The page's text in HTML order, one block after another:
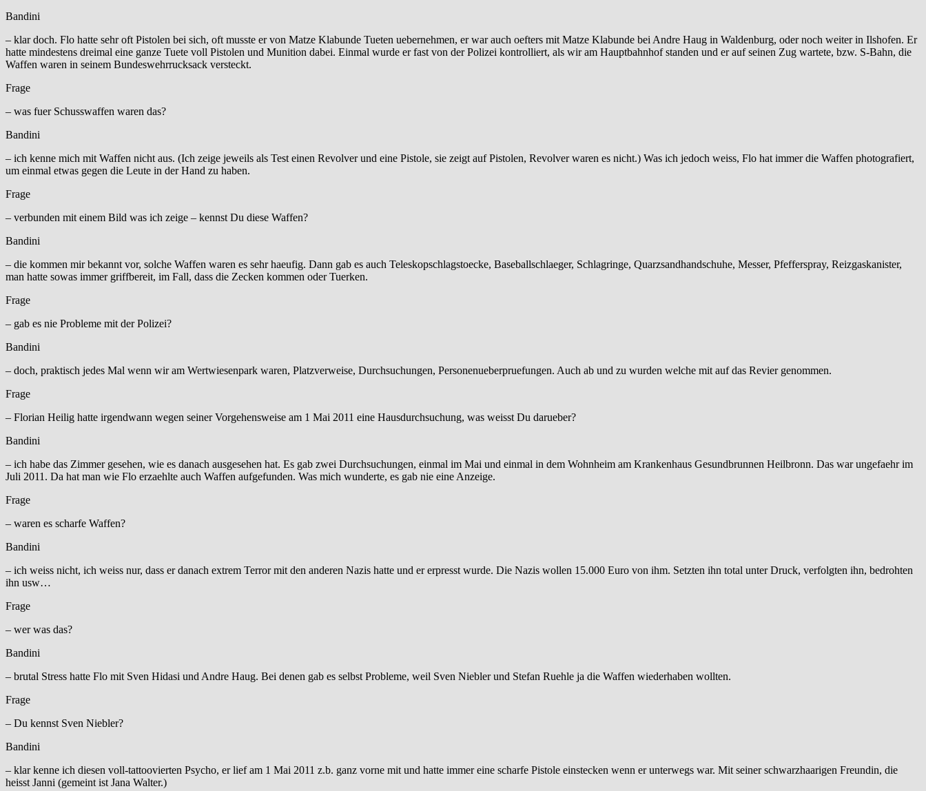
Bandini
– klar doch. Flo hatte sehr oft Pistolen bei sich, oft musste er von Matze Klabunde Tueten uebernehmen, er war auch oefters mit Matze Klabunde bei Andre Haug in Waldenburg, oder noch weiter in Ilshofen. Er
hatte mindestens dreimal eine ganze Tuete voll Pistolen und Munition dabei. Einmal wurde er fast von der Polizei kontrolliert, als wir am Hauptbahnhof standen und er auf seinen Zug wartete, bzw. S-Bahn, die
Waffen waren in seinem Bundeswehrrucksack versteckt.
Frage
– was fuer Schusswaffen waren das?
Bandini
– ich kenne mich mit Waffen nicht aus. (Ich zeige jeweils als Test einen Revolver und eine Pistole, sie zeigt auf Pistolen, Revolver waren es nicht.) Was ich jedoch weiss, Flo hat immer die Waffen photografiert,
um einmal etwas gegen die Leute in der Hand zu haben.
Frage
– verbunden mit einem Bild was ich zeige – kennst Du diese Waffen?
Bandini
– die kommen mir bekannt vor, solche Waffen waren es sehr haeufig. Dann gab es auch Teleskopschlagstoecke, Baseballschlaeger, Schlagringe, Quarzsandhandschuhe, Messer, Pfefferspray, Reizgaskanister,
man hatte sowas immer griffbereit, im Fall, dass die Zecken kommen oder Tuerken.
Frage
– gab es nie Probleme mit der Polizei?
Bandini
– doch, praktisch jedes Mal wenn wir am Wertwiesenpark waren, Platzverweise, Durchsuchungen, Personenueberpruefungen. Auch ab und zu wurden welche mit auf das Revier genommen.
Frage
– Florian Heilig hatte irgendwann wegen seiner Vorgehensweise am 1 Mai 2011 eine Hausdurchsuchung, was weisst Du darueber?
Bandini
– ich habe das Zimmer gesehen, wie es danach ausgesehen hat. Es gab zwei Durchsuchungen, einmal im Mai und einmal in dem Wohnheim am Krankenhaus Gesundbrunnen Heilbronn. Das war ungefaehr im
Juli 2011. Da hat man wie Flo erzaehlte auch Waffen aufgefunden. Was mich wunderte, es gab nie eine Anzeige.
Frage
– waren es scharfe Waffen?
Bandini
– ich weiss nicht, ich weiss nur, dass er danach extrem Terror mit den anderen Nazis hatte und er erpresst wurde. Die Nazis wollen 15.000 Euro von ihm. Setzten ihn total unter Druck, verfolgten ihn, bedrohten
ihn usw…
Frage
– wer was das?
Bandini
– brutal Stress hatte Flo mit Sven Hidasi und Andre Haug. Bei denen gab es selbst Probleme, weil Sven Niebler und Stefan Ruehle ja die Waffen wiederhaben wollten.
Frage
– Du kennst Sven Niebler?
Bandini
– klar kenne ich diesen voll-tattoovierten Psycho, er lief am 1 Mai 2011 z.b. ganz vorne mit und hatte immer eine scharfe Pistole einstecken wenn er unterwegs war. Mit seiner schwarzhaarigen Freundin, die
heisst Janni (gemeint ist Jana Walter.)